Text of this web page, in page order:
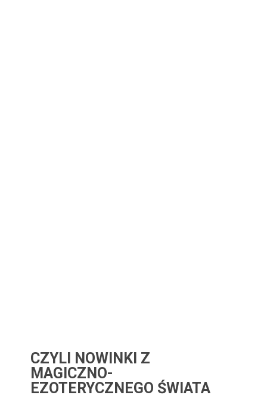
CZYLI NOWINKI Z
MAGICZNO-
EZOTERYCZNEGO ŚWIATA